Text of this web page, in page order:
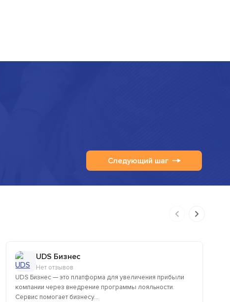
Следующий шаг
UDS Бизнес
Нет отзывов
UDS Бизнес — это платформа для увеличения прибыли
компании через внедрение программы лояльности.
Сервис помогает бизнесу...